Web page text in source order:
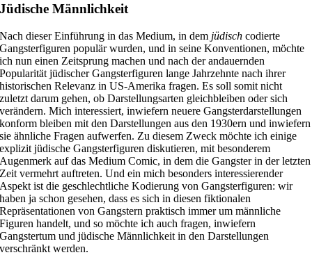
Jüdische Männlichkeit
Nach dieser Einführung in das Medium, in dem jüdisch codierte
Gangsterfiguren populär wurden, und in seine Konventionen, möchte
ich nun einen Zeitsprung machen und nach der andauernden
Popularität jüdischer Gangsterfiguren lange Jahrzehnte nach ihrer
historischen Relevanz in US-Amerika fragen. Es soll somit nicht
zuletzt darum gehen, ob Darstellungsarten gleichbleiben oder sich
verändern. Mich interessiert, inwiefern neuere Gangsterdarstellungen
konform bleiben mit den Darstellungen aus den 1930ern und inwiefern
sie ähnliche Fragen aufwerfen. Zu diesem Zweck möchte ich einige
explizit jüdische Gangsterfiguren diskutieren, mit besonderem
Augenmerk auf das Medium Comic, in dem die Gangster in der letzten
Zeit vermehrt auftreten. Und ein mich besonders interessierender
Aspekt ist die geschlechtliche Kodierung von Gangsterfiguren: wir
haben ja schon gesehen, dass es sich in diesen fiktionalen
Repräsentationen von Gangstern praktisch immer um männliche
Figuren handelt, und so möchte ich auch fragen, inwiefern
Gangstertum und jüdische Männlichkeit in den Darstellungen
verschränkt werden.